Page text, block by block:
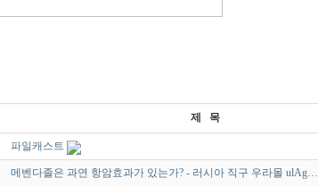
제 목
파일캐스트
메벤다졸은 과연 항암효과가 있는가? - 러시아 직구 우라몰 ulAg…